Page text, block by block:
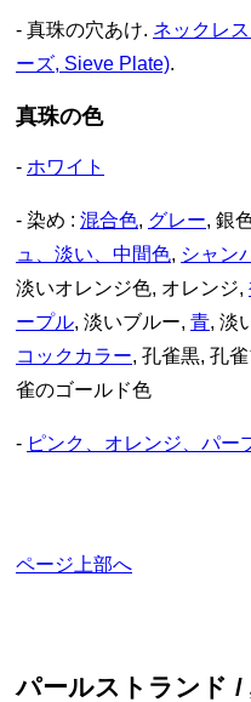
- 真珠の穴あけ. ネックレ
ーズ, Sieve Plate).
真珠の色
ホワイト
- 染め : 混合色, グレー, 銀
ュ、淡い、中間色, シャン
淡いオレンジ色, オレンジ,
ープル, 淡いブルー, 青, 淡
コックカラー, 孔雀黒, 孔
雀のゴールド色
ピンク、オレンジ、パー
ページ上部へ
パールストランド / 真珠ビーズ - サイズと